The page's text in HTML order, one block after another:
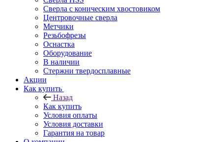
Сверла с коническим хвостовиком
Центровочные сверла
Метчики
Резьбофрезы
Оснастка
Оборудование
В наличии
Стержни твердосплавные
Акции
Как купить
Назад
Как купить
Условия оплаты
Условия доставки
Гарантия на товар